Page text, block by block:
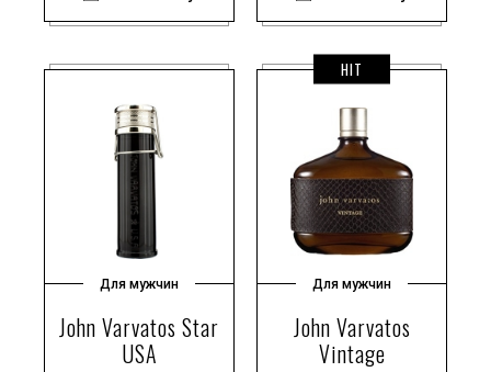
Для мужчин
John Varvatos Star
USA
HIT
Для мужчин
John Varvatos
Vintage